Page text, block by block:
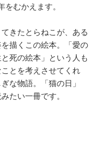
むかえます。
きたとらねこが、ある
描くこの絵本。「愛の
死の絵本」という人も
とを考えさせてくれ
な物語。「猫の日」
たい一冊です。